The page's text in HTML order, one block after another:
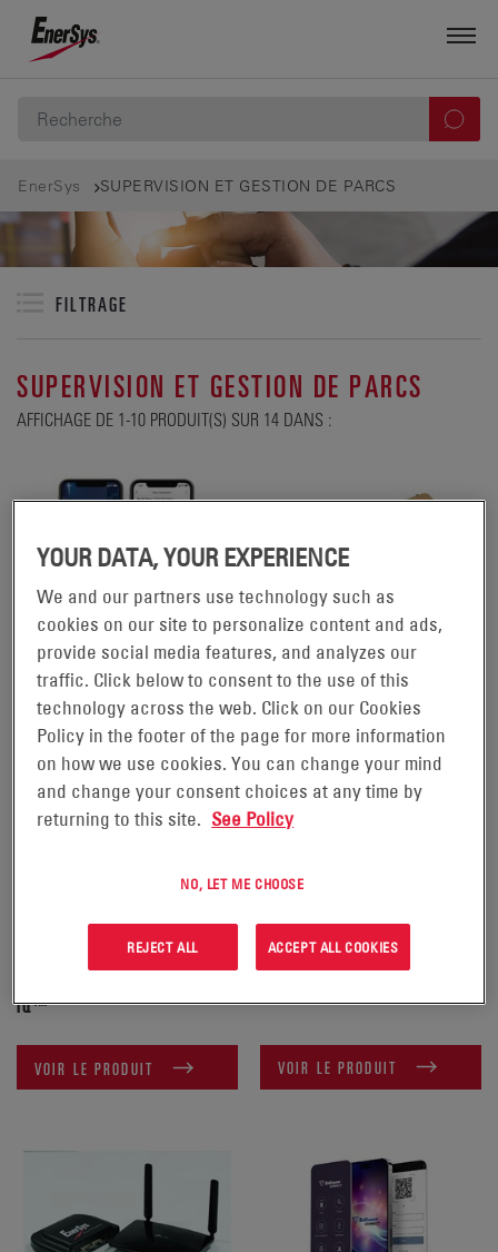
EnerSys SUPERVISION ET GESTION DE PARCS
FILTRAGE
SUPERVISION ET GESTION DE PARCS
AFFICHAGE DE 1-10 PRODUIT(S) SUR 14 DANS :
ACE®
VOIR LE PRODUIT
ENERSYS DATACELL II®
VOIR LE PRODUIT
IQ™
VOIR LE PRODUIT
DISPOSITIF DE SURVEILLANCE DE
VOIR LE PRODUIT
YOUR DATA, YOUR EXPERIENCE
We and our partners use technology such as
cookies on our site to personalize content and ads,
provide social media features, and analyzes our
traffic. Click below to consent to the use of this
technology across the web. Click on our Cookies
Policy in the footer of the page for more information
on how we use cookies. You can change your mind
and change your consent choices at any time by
returning to this site. See Policy
NO, LET ME CHOOSE
REJECT ALL ACCEPT ALL COOKIES